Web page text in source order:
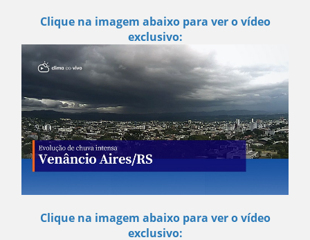
Clique na imagem abaixo para ver o vídeo
exclusivo:
Clique na imagem abaixo para ver o vídeo
exclusivo: